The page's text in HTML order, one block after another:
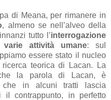
di Meana, per rimanere in
, almeno se nell’alveo della
tutto l’interrogazione
attività umane: sul
essere stato il nucleo
teorica di Lacan. La
la parola di Lacan, è
che in alcuni tratti lascia
il contrappunto, in perfetto